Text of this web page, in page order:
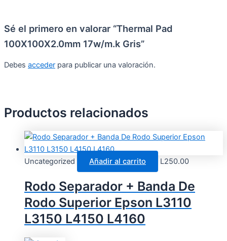
Sé el primero en valorar “Thermal Pad
100X100X2.0mm 17w/m.k Gris”
Debes acceder para publicar una valoración.
Productos relacionados
Uncategorized Añadir al carrito L250.00
Rodo Separador + Banda De
Rodo Superior Epson L3110
L3150 L4150 L4160